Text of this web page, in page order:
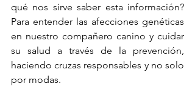
qué nos sirve saber esta información?
Para entender las afecciones genéticas
en nuestro compañero canino y cuidar
su salud a través de la prevención,
haciendo cruzas responsables y no solo
por modas.